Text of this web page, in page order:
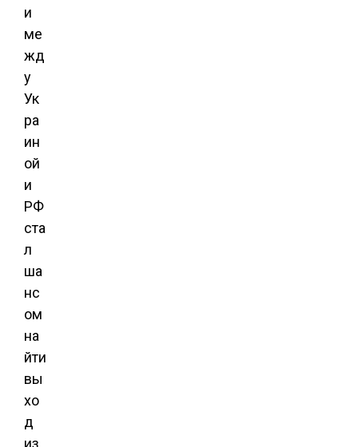
и
ме
жд
у
Ук
ра
ин
ой
и
РФ
ста
л
ша
нс
ом
на
йти
вы
хо
д
из